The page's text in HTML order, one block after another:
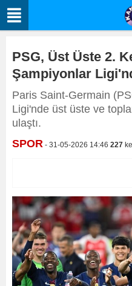
PSG, Üst Üste 2.
Şampiyonlar
Paris Saint-Germain
Ligi'nde üst üste ve
ulaştı.
SPOR - 31-05-2026 14:46 227